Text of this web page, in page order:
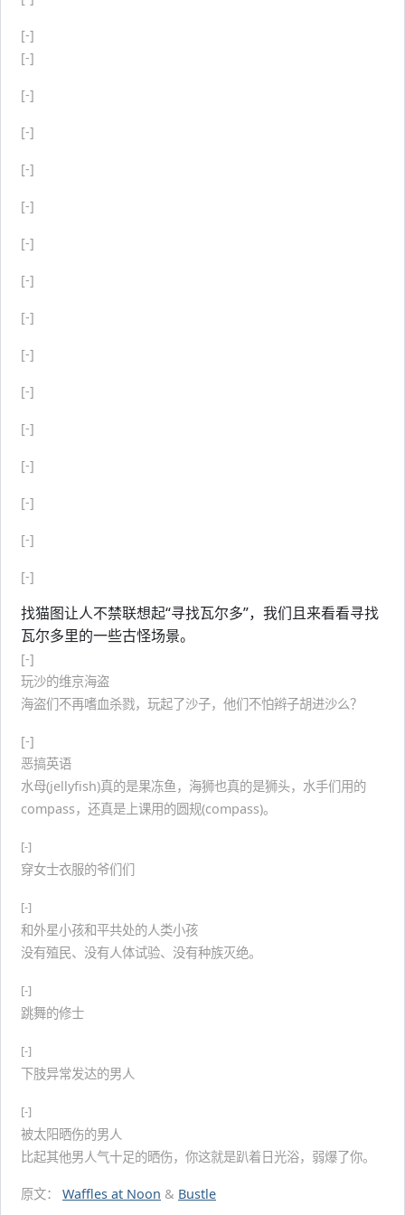
[-]
[-]
[-]
[-]
[-]
[-]
[-]
[-]
[-]
[-]
[-]
[-]
[-]
[-]
[-]
[-]
找猫图让人不禁联想起“寻找瓦尔多”，我们且来看看寻找
瓦尔多里的一些古怪场景。
[-]
玩沙的维京海盗
海盗们不再嗜血杀戮，玩起了沙子，他们不怕辫子胡进沙么？
[-]
恶搞英语
水母(jellyfish)真的是果冻鱼，海狮也真的是狮头，水手们用的
compass，还真是上课用的圆规(compass)。
[-]
穿女士衣服的爷们们
[-]
和外星小孩和平共处的人类小孩
没有殖民、没有人体试验、没有种族灭绝。
[-]
跳舞的修士
[-]
下肢异常发达的男人
[-]
被太阳晒伤的男人
比起其他男人气十足的晒伤，你这就是趴着日光浴，弱爆了你。
原文： Waffles at Noon & Bustle